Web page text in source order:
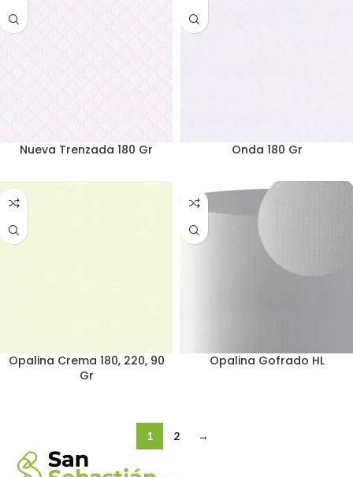
Nueva Trenzada 180 Gr Onda 180 Gr
Opalina Crema 180, 220, 90
Gr
Opalina Gofrado HL
1 2 →